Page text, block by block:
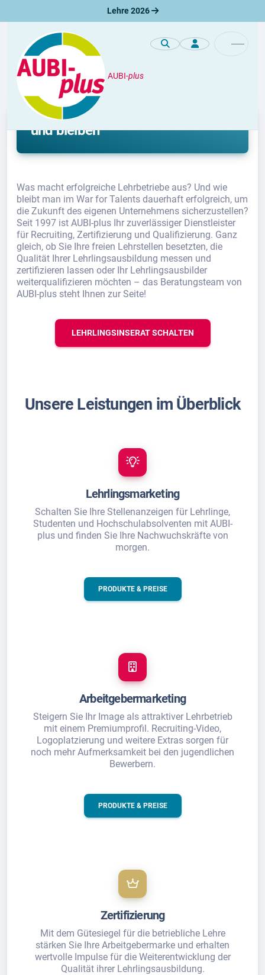
Lehre 2026
AUBI-plus
Als Lehrbetrieb erfolgreich sein
und bleiben
Was macht erfolgreiche Lehrbetriebe aus? Und wie
bleibt man im War for Talents dauerhaft erfolgreich, um
die Zukunft des eigenen Unternehmens sicherzustellen?
Seit 1997 ist AUBI-plus Ihr zuverlässiger Dienstleister
für Recruiting, Zertifizierung und Qualifizierung. Ganz
gleich, ob Sie Ihre freien Lehrstellen besetzten, die
Qualität Ihrer Lehrlingsausbildung messen und
zertifizieren lassen oder Ihr Lehrlingsausbilder
weiterqualifizieren möchten – das Beratungsteam von
AUBI-plus steht Ihnen zur Seite!
LEHRLINGSINSERAT SCHALTEN
Unsere Leistungen im Überblick
Lehrlingsmarketing
Schalten Sie Ihre Stellenanzeigen für Lehrlinge,
Studenten und Hochschulabsolventen mit AUBI-
plus und finden Sie Ihre Nachwuchskräfte von
morgen.
PRODUKTE & PREISE
Arbeitgebermarketing
Steigern Sie Ihr Image als attraktiver Lehrbetrieb
mit einem Premiumprofil. Recruiting-Video,
Logoplatzierung und weitere Extras sorgen für
noch mehr Aufmerksamkeit bei den jugendlichen
Bewerbern.
PRODUKTE & PREISE
Zertifizierung
Mit dem Gütesiegel für die betriebliche Lehre
stärken Sie Ihre Arbeitgebermarke und erhalten
wertvolle Impulse für die Weiterentwicklung der
Qualität ihrer Lehrlingsausbildung.